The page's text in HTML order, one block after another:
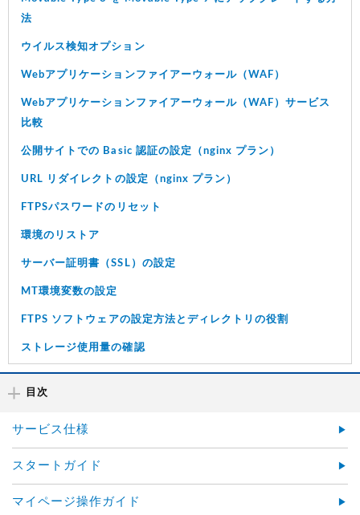
法
ウイルス検知オプション
Webアプリケーションファイアーウォール（WAF）
Webアプリケーションファイアーウォール（WAF）サービス
比較
公開サイトでの Basic 認証の設定（nginx プラン）
URL リダイレクトの設定（nginx プラン）
FTPSパスワードのリセット
環境のリストア
サーバー証明書（SSL）の設定
MT環境変数の設定
FTPS ソフトウェアの設定方法とディレクトリの役割
ストレージ使用量の確認
目次
サービス仕様
スタートガイド
マイページ操作ガイド